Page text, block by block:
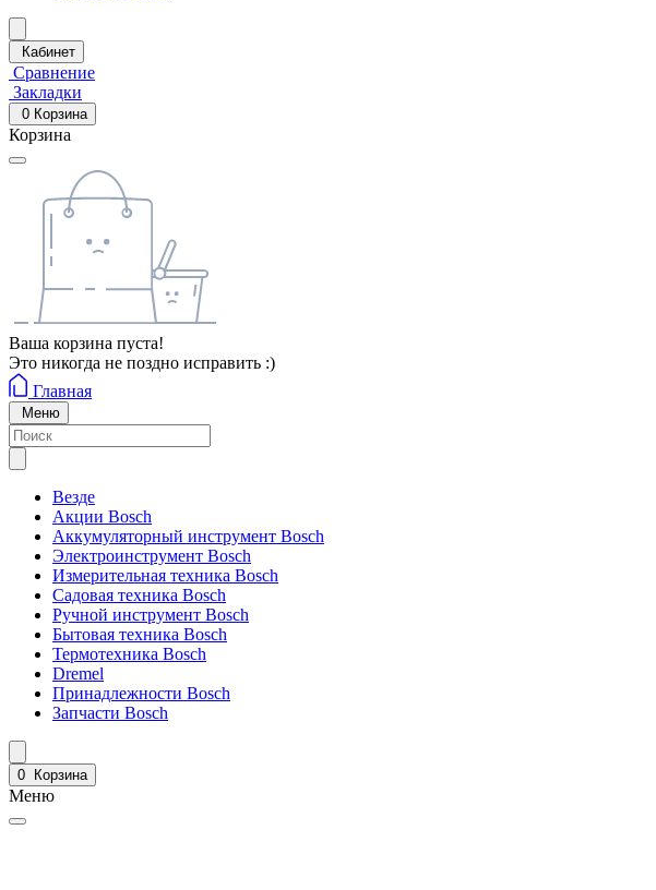
Кабинет
Сравнение
Закладки
0 Корзина
Корзина
Ваша корзина пуста!
Это никогда не поздно исправить :)
Главная
Меню
Везде
Акции Bosch
Аккумуляторный инструмент Bosch
Электроинструмент Bosch
Измерительная техника Bosch
Садовая техника Bosch
Ручной инструмент Bosch
Бытовая техника Bosch
Термотехника Bosch
Dremel
Принадлежности Bosch
Запчасти Bosch
0 Корзина
Меню